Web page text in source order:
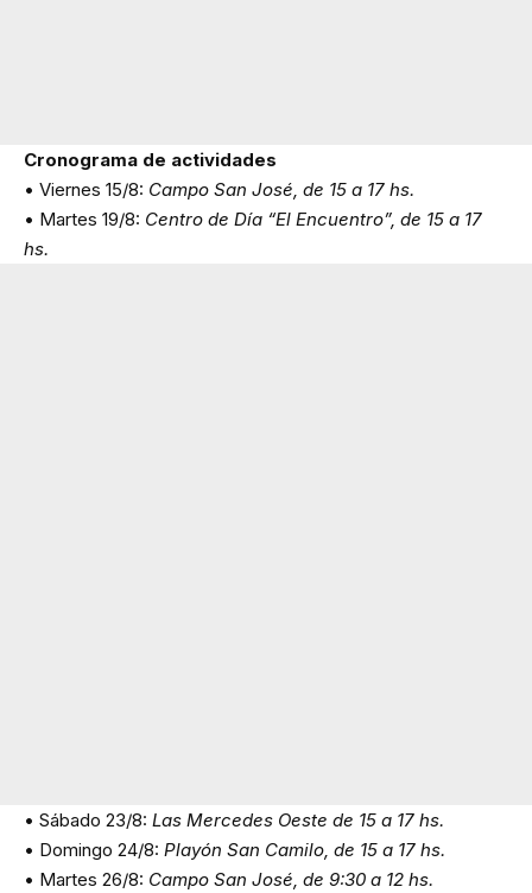
Cronograma de actividades
• Viernes 15/8: Campo San José, de 15 a 17 hs.
• Martes 19/8: Centro de Día “El Encuentro”, de 15 a 17
hs.
• Sábado 23/8: Las Mercedes Oeste de 15 a 17 hs.
• Domingo 24/8: Playón San Camilo, de 15 a 17 hs.
• Martes 26/8: Campo San José, de 9:30 a 12 hs.